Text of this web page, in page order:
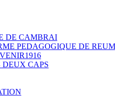
DE CAMBRAI
PEDAGOGIQUE DE
CAPS